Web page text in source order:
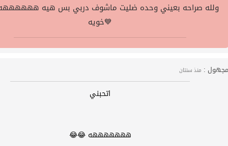
ولله صراحه بعيني وحده ضليت ماشوف دربي بس هيه
خويه💙
مجهول : منذ سنتان
اتحبني
هههههههه 😂😂